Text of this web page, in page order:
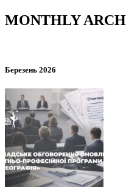
MONTHLY
Березень 2026